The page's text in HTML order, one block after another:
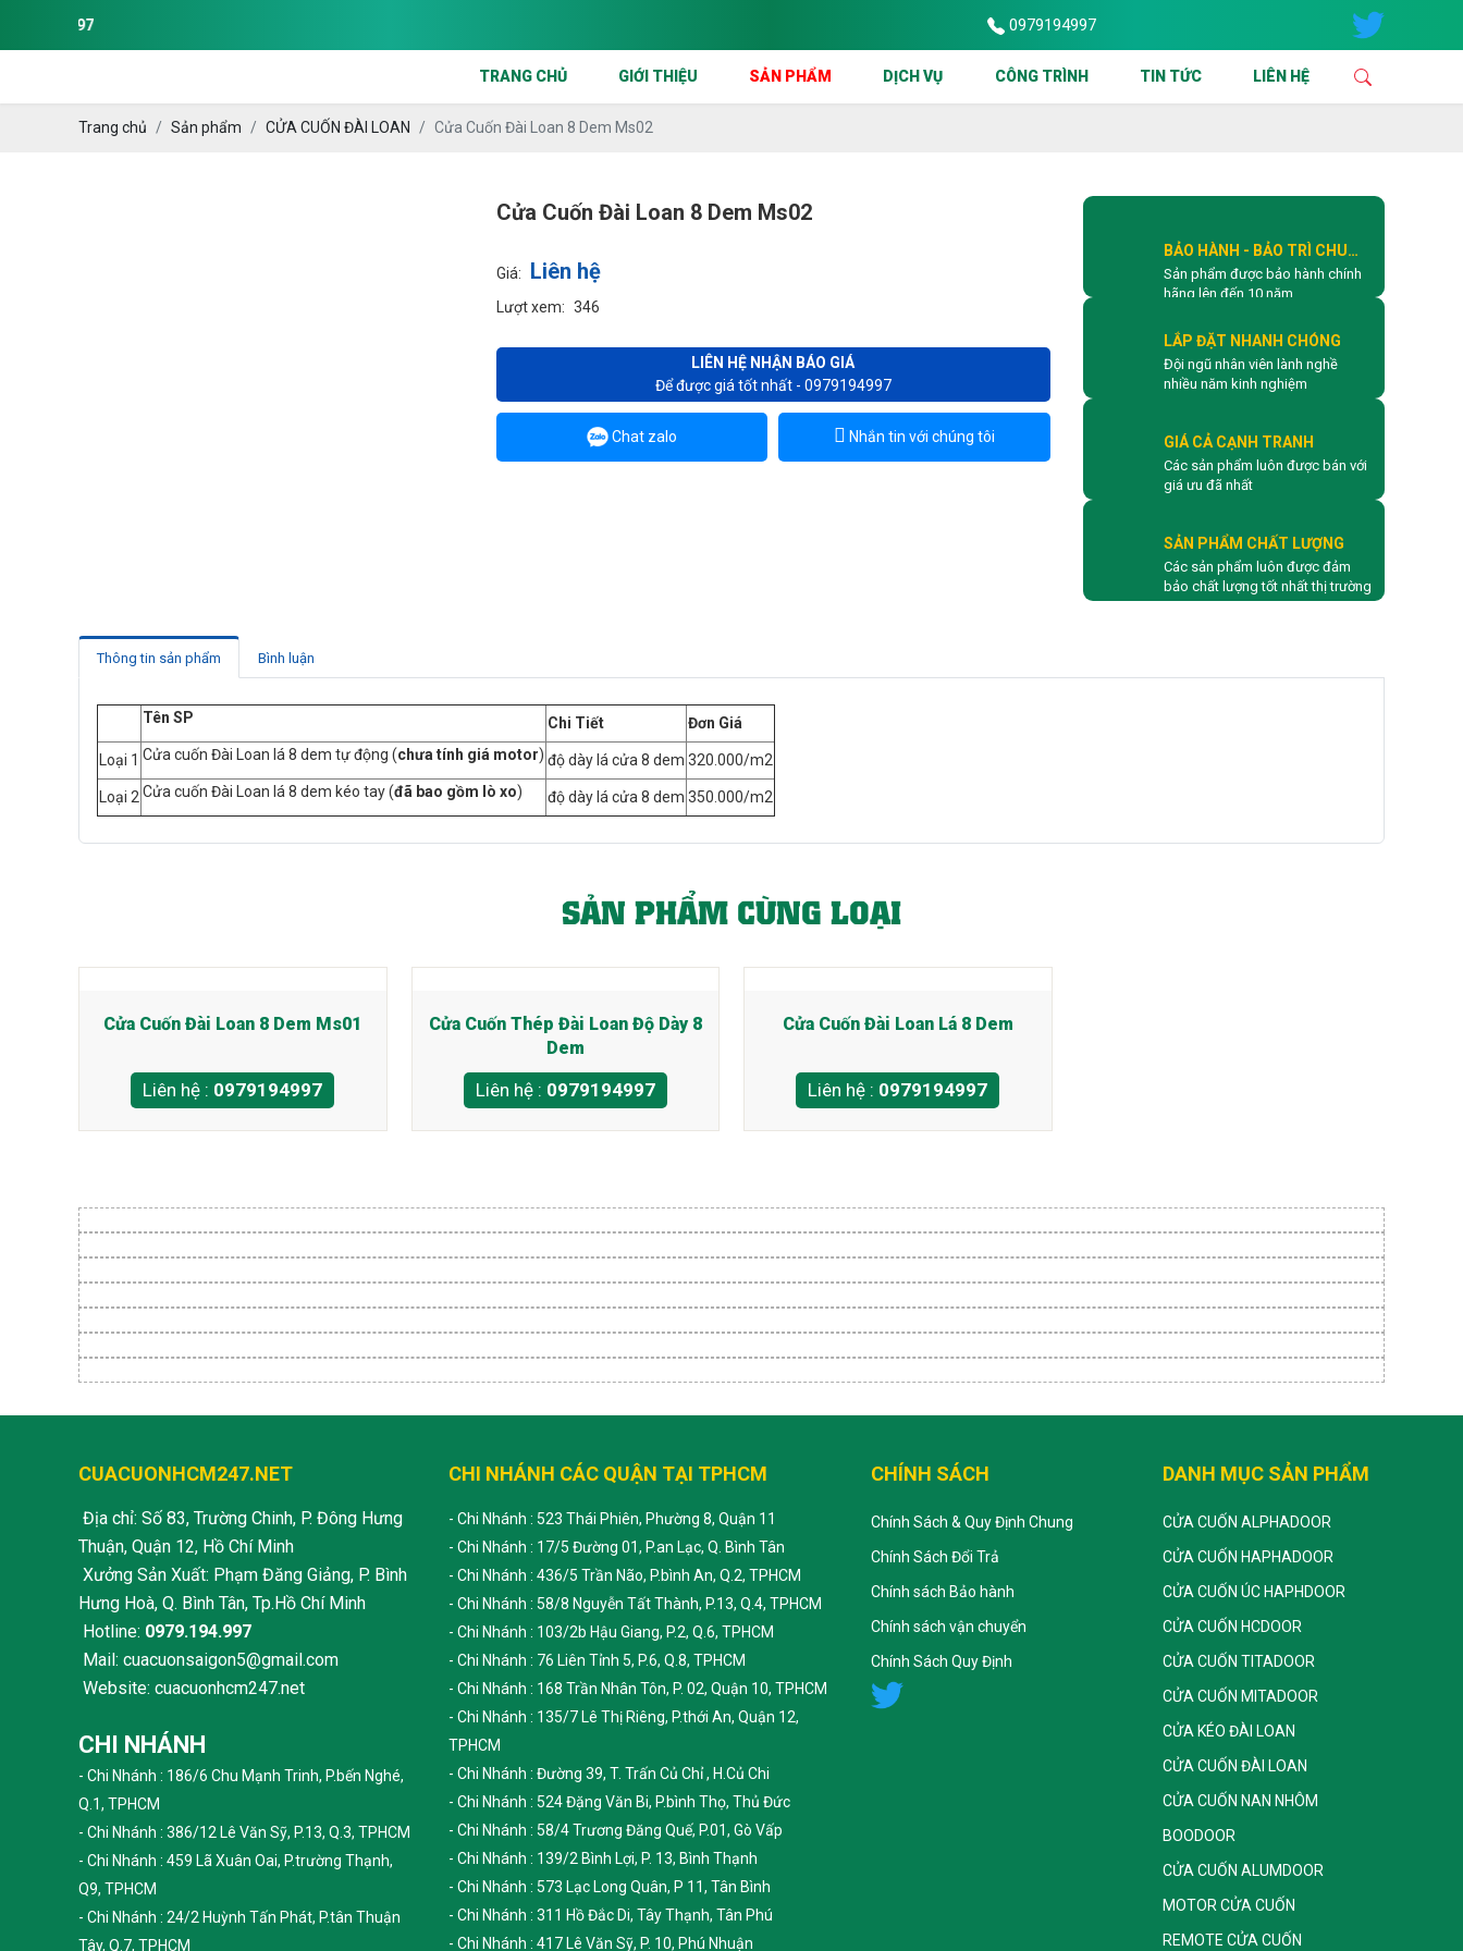
CÔNG TY CỬA CUỐN SÀI GÒN CHUYÊN THI CÔNG LẮP ĐẶT & SỬA CHỮA CỬA CUỐN TẠI TPHCM VÀ
0979194997
TRANG CHỦ GIỚI THIỆU SẢN PHẨM DỊCH VỤ CÔNG TRÌNH TIN TỨC LIÊN HỆ
Trang chủ Sản phẩm CỬA CUỐN ĐÀI LOAN Cửa Cuốn Đài Loan 8 Dem Ms02
Cửa Cuốn Đài Loan 8 Dem Ms02
Giá: Liên hệ
Lượt xem: 346
LIÊN HỆ NHẬN BÁO GIÁ
Để được giá tốt nhất - 0979194997
Chat zalo Nhắn tin với chúng tôi
BẢO HÀNH - BẢO TRÌ CHU
ĐÁO
Sản phẩm được bảo hành chính
hãng lên đến 10 năm
LẮP ĐẶT NHANH CHÓNG
Đội ngũ nhân viên lành nghề
nhiều năm kinh nghiệm
GIÁ CẢ CẠNH TRANH
Các sản phẩm luôn được bán với
giá ưu đã nhất
SẢN PHẨM CHẤT LƯỢNG
Các sản phẩm luôn được đảm
bảo chất lượng tốt nhất thị trường
Thông tin sản phẩm Bình luận
Tên SP Chi Tiết Đơn Giá
Loại 1 Cửa cuốn Đài Loan lá 8 dem tự động (chưa tính giá motor) độ dày lá cửa 8 dem 320.000/m2
Loại 2 Cửa cuốn Đài Loan lá 8 dem kéo tay (đã bao gồm lò xo) độ dày lá cửa 8 dem 350.000/m2
SẢN PHẨM CÙNG LOẠI
Cửa Cuốn Đài Loan 8 Dem Ms01
Liên hệ : 0979194997
Cửa Cuốn Thép Đài Loan Độ Dày 8
Dem
Liên hệ : 0979194997
Cửa Cuốn Đài Loan Lá 8 Dem
Liên hệ : 0979194997
CUACUONHCM247.NET
Địa chỉ: Số 83, Trường Chinh, P. Đông Hưng
Thuận, Quận 12, Hồ Chí Minh
Xưởng Sản Xuất: Phạm Đăng Giảng, P. Bình
Hưng Hoà, Q. Bình Tân, Tp.Hồ Chí Minh
Hotline: 0979.194.997
Mail: cuacuonsaigon5@gmail.com
Website: cuacuonhcm247.net
CHI NHÁNH
- Chi Nhánh : 186/6 Chu Mạnh Trinh, P.bến Nghé,
Q.1, TPHCM
- Chi Nhánh : 386/12 Lê Văn Sỹ, P.13, Q.3, TPHCM
- Chi Nhánh : 459 Lã Xuân Oai, P.trường Thạnh,
Q9, TPHCM
- Chi Nhánh : 24/2 Huỳnh Tấn Phát, P.tân Thuận
Tây, Q.7, TPHCM
CHI NHÁNH CÁC QUẬN TẠI TPHCM
- Chi Nhánh : 523 Thái Phiên, Phường 8, Quận 11
- Chi Nhánh : 17/5 Đường 01, P.an Lạc, Q. Bình Tân
- Chi Nhánh : 436/5 Trần Não, P.bình An, Q.2, TPHCM
- Chi Nhánh : 58/8 Nguyễn Tất Thành, P.13, Q.4, TPHCM
- Chi Nhánh : 103/2b Hậu Giang, P.2, Q.6, TPHCM
- Chi Nhánh : 76 Liên Tỉnh 5, P.6, Q.8, TPHCM
- Chi Nhánh : 168 Trần Nhân Tôn, P. 02, Quận 10, TPHCM
- Chi Nhánh : 135/7 Lê Thị Riêng, P.thới An, Quận 12,
TPHCM
- Chi Nhánh : Đường 39, T. Trấn Củ Chỉ , H.Củ Chi
- Chi Nhánh : 524 Đặng Văn Bi, P.bình Thọ, Thủ Đức
- Chi Nhánh : 58/4 Trương Đăng Quế, P.01, Gò Vấp
- Chi Nhánh : 139/2 Bình Lợi, P. 13, Bình Thạnh
- Chi Nhánh : 573 Lạc Long Quân, P 11, Tân Bình
- Chi Nhánh : 311 Hồ Đắc Di, Tây Thạnh, Tân Phú
- Chi Nhánh : 417 Lê Văn Sỹ, P. 10, Phú Nhuận
CHÍNH SÁCH
Chính Sách & Quy Định Chung
Chính Sách Đổi Trả
Chính sách Bảo hành
Chính sách vận chuyển
Chính Sách Quy Định
DANH MỤC SẢN PHẨM
CỬA CUỐN ALPHADOOR
CỬA CUỐN HAPHADOOR
CỬA CUỐN ÚC HAPHDOOR
CỬA CUỐN HCDOOR
CỬA CUỐN TITADOOR
CỬA CUỐN MITADOOR
CỬA KÉO ĐÀI LOAN
CỬA CUỐN ĐÀI LOAN
CỬA CUỐN NAN NHÔM
BOODOOR
CỬA CUỐN ALUMDOOR
MOTOR CỬA CUỐN
REMOTE CỬA CUỐN